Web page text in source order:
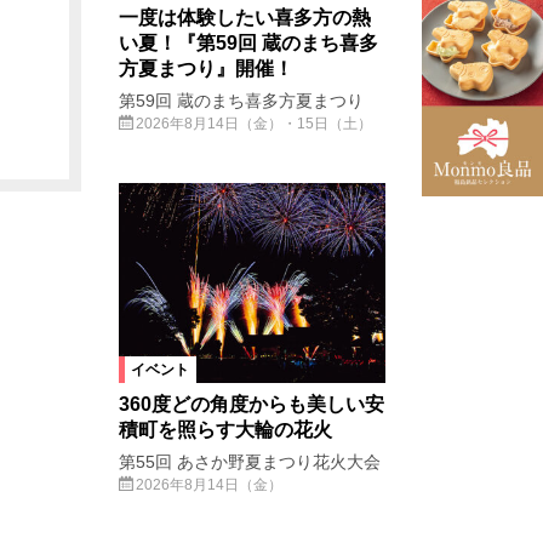
一度は体験したい喜多方の熱
い夏！『第59回 蔵のまち喜多
方夏まつり』開催！
第59回 蔵のまち喜多方夏まつり
2026年8月14日（金）・15日（土）
イベント
360度どの角度からも美しい安
積町を照らす大輪の花火
第55回 あさか野夏まつり花火大会
2026年8月14日（金）